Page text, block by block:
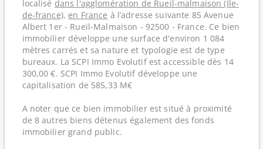
localisé dans l'agglomération de Rueil-malmaison (Île-
de-france), en France à l’adresse suivante 85 Avenue
Albert 1er - Rueil-Malmaison - 92500 - France. Ce bien
immobilier développe une surface d'environ 1 084
mètres carrés et sa nature et typologie est de type
bureaux. La SCPI Immo Evolutif est accessible dès 14
300,00 €. SCPI Immo Evolutif développe une
capitalisation de 585,33 M€
A noter que ce bien immobilier est situé à proximité
de 8 autres biens détenus également des fonds
immobilier grand public.